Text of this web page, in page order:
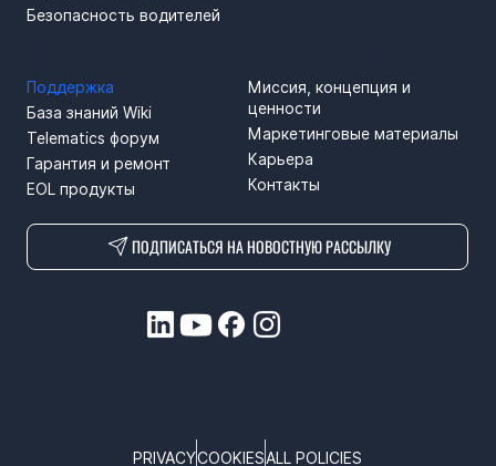
Безопасность водителей
Миссия, концепция и
ценности
Маркетинговые материалы
Карьера
Контакты
Поддержка
База знаний Wiki
Telematics форум
Гарантия и ремонт
EOL продукты
ПОДПИСАТЬСЯ НА НОВОСТНУЮ РАССЫЛКУ
PRIVACYCOOKIESALL POLICIES